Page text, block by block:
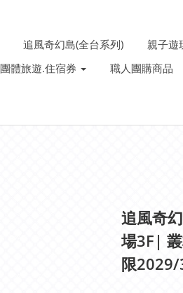
追風奇幻島(全台系列) 親子遊
團體旅遊.住宿券 職人團購商品
追風奇
場3F|
限2029/